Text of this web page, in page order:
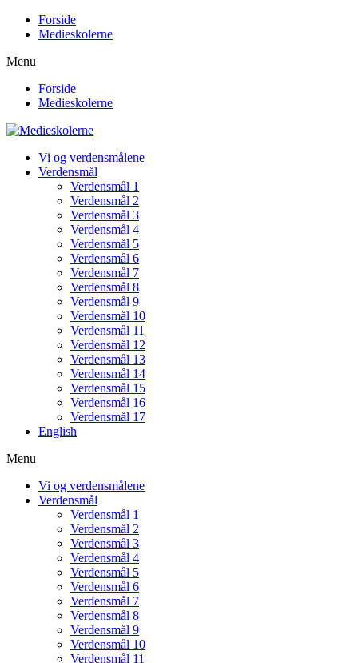
Forside
Medieskolerne
Menu
Forside
Medieskolerne
Vi og verdensmålene
Verdensmål
Verdensmål 1
Verdensmål 2
Verdensmål 3
Verdensmål 4
Verdensmål 5
Verdensmål 6
Verdensmål 7
Verdensmål 8
Verdensmål 9
Verdensmål 10
Verdensmål 11
Verdensmål 12
Verdensmål 13
Verdensmål 14
Verdensmål 15
Verdensmål 16
Verdensmål 17
English
Menu
Vi og verdensmålene
Verdensmål
Verdensmål 1
Verdensmål 2
Verdensmål 3
Verdensmål 4
Verdensmål 5
Verdensmål 6
Verdensmål 7
Verdensmål 8
Verdensmål 9
Verdensmål 10
Verdensmål 11